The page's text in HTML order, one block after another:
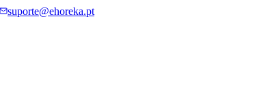
suporte@ehoreka.pt